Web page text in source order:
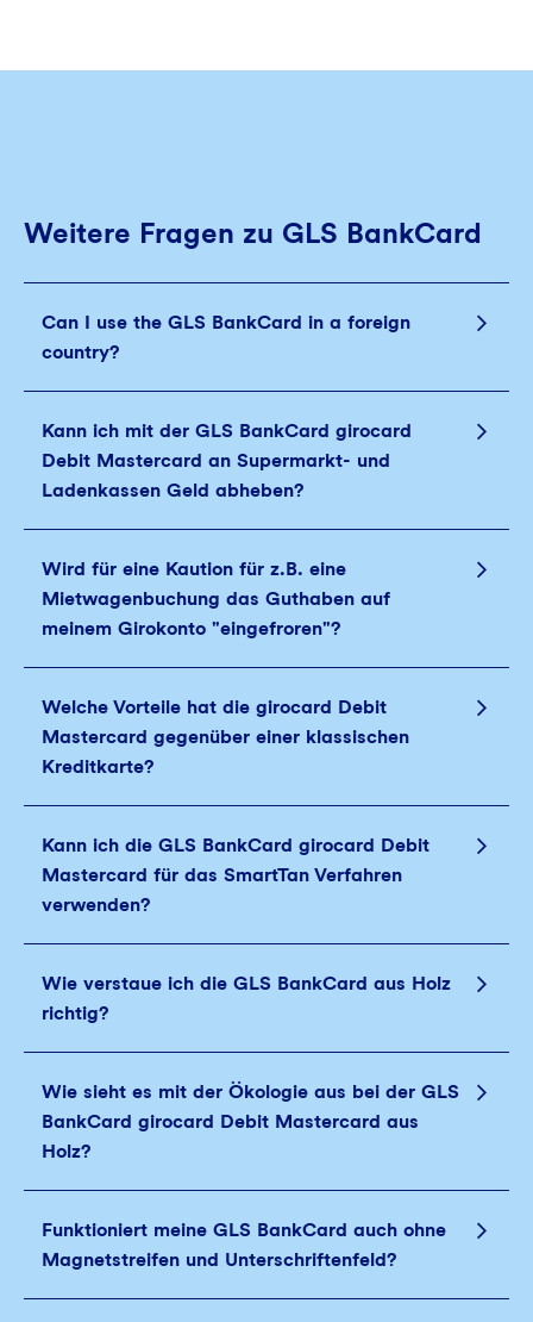
Weitere Fragen zu GLS BankCard
Can I use the GLS BankCard in a foreign
country?
Kann ich mit der GLS BankCard girocard
Debit Mastercard an Supermarkt- und
Ladenkassen Geld abheben?
Wird für eine Kaution für z.B. eine
Mietwagenbuchung das Guthaben auf
meinem Girokonto "eingefroren"?
Welche Vorteile hat die girocard Debit
Mastercard gegenüber einer klassischen
Kreditkarte?
Kann ich die GLS BankCard girocard Debit
Mastercard für das SmartTan Verfahren
verwenden?
Wie verstaue ich die GLS BankCard aus Holz
richtig?
Wie sieht es mit der Ökologie aus bei der GLS
BankCard girocard Debit Mastercard aus
Holz?
Funktioniert meine GLS BankCard auch ohne
Magnetstreifen und Unterschriftenfeld?